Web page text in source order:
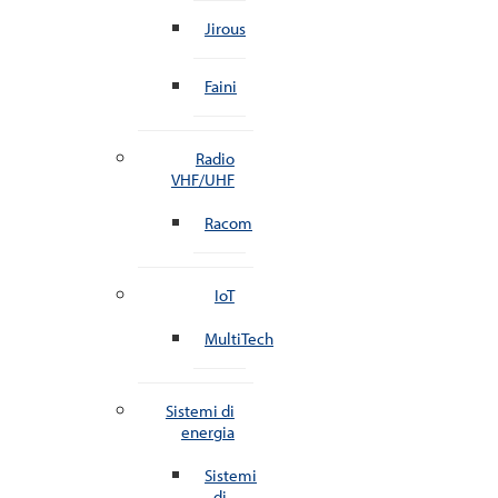
Jirous
Faini
Radio
VHF/UHF
Racom
IoT
MultiTech
Sistemi di
energia
Sistemi